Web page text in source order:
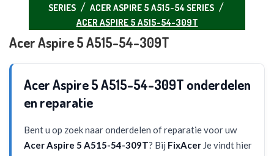
SERIES
ACER ASPIRE 5 A515-54 SERIES
ACER ASPIRE 5 A515-54-309T
Acer Aspire 5 A515-54-309T
Acer Aspire 5 A515-54-309T onderdelen
en reparatie
Bent u op zoek naar onderdelen of reparatie voor uw
Acer Aspire 5 A515-54-309T? Bij FixAcer Je vindt hier